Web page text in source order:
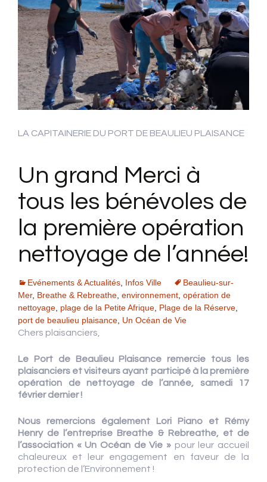
LA CAPITAINERIE DU PORT DE BEAULIEU PLAISANCE
Un grand Merci à
tous les bénévoles de
la première opération
nettoyage de l’année!
Evénements & Actualités Infos Ville
Beaulieu-sur-
Mer, Breathe & Rebreathe environnement opération de
nettoyage plage de la Petite Afrique Plage de la Réserve
port de beaulieu plaisance Un Océan de Vie
Chers plaisanciers,
Le Port de Beaulieu Plaisance remercie tous les
plaisanciers et visiteurs ayant participé à la première
opération de nettoyage de l’année, samedi 17
février dernier !
Nous remercions également Lori Piano et Rémy
Henry de l’entreprise Breathe & Rebreathe, et de
l’association « Un Océan de Vie » pour leur accueil
chaleureux et leur engagement en faveur de la
protection de l’Environnement !